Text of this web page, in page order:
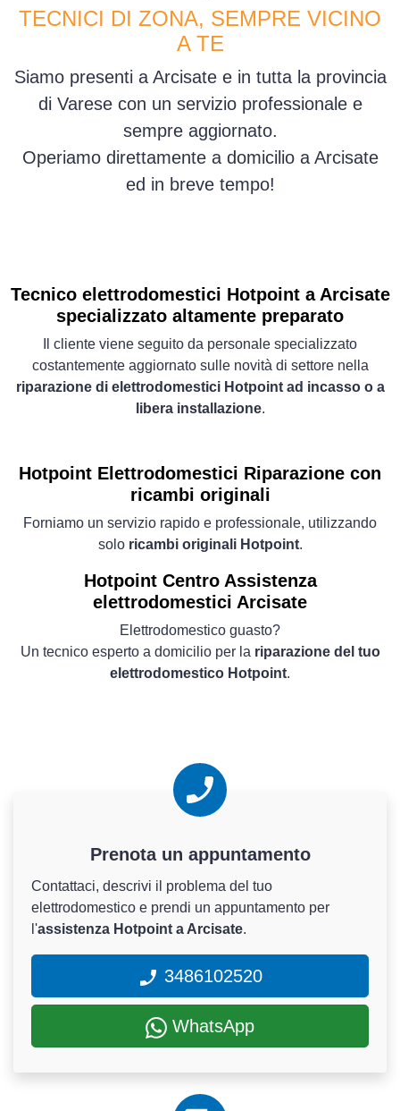
TECNICI DI ZONA, SEMPRE VICINO
A TE
Siamo presenti a Arcisate e in tutta la provincia
di Varese con un servizio professionale e
sempre aggiornato.
Operiamo direttamente a domicilio a Arcisate
ed in breve tempo!
Tecnico elettrodomestici Hotpoint a Arcisate
specializzato altamente preparato
Il cliente viene seguito da personale specializzato
costantemente aggiornato sulle novità di settore nella
riparazione di elettrodomestici Hotpoint ad incasso o a
libera installazione.
Hotpoint Elettrodomestici Riparazione con
ricambi originali
Forniamo un servizio rapido e professionale, utilizzando
solo ricambi originali Hotpoint.
Hotpoint Centro Assistenza
elettrodomestici Arcisate
Elettrodomestico guasto?
Un tecnico esperto a domicilio per la riparazione del tuo
elettrodomestico Hotpoint.
Prenota un appuntamento
Contattaci, descrivi il problema del tuo
elettrodomestico e prendi un appuntamento per
l'assistenza Hotpoint a Arcisate.
3486102520
WhatsApp